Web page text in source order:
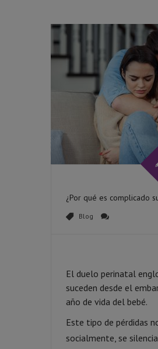
¿Por qué es complicado
Blog
El duelo perinatal
suceden desde el
año de vida del bebé.
Este tipo de pérdidas
socialmente, se